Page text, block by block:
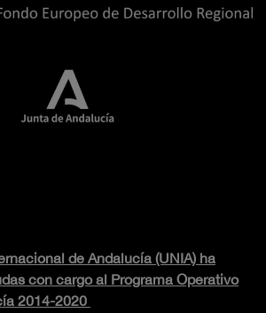
de Andalucía (UNIA) ha
con cargo al Programa Operativo
2014-2020